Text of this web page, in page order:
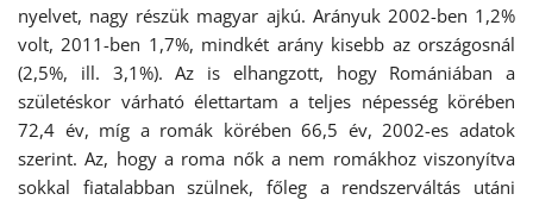
nyelvet, nagy részük magyar ajkú. Arányuk 2002-ben 1,2%
volt, 2011-ben 1,7%, mindkét arány kisebb az országosnál
(2,5%, ill. 3,1%). Az is elhangzott, hogy Romániában a
születéskor várható élettartam a teljes népesség körében
72,4 év, míg a romák körében 66,5 év, 2002-es adatok
szerint. Az, hogy a roma nők a nem romákhoz viszonyítva
sokkal fiatalabban szülnek, főleg a rendszerváltás utáni